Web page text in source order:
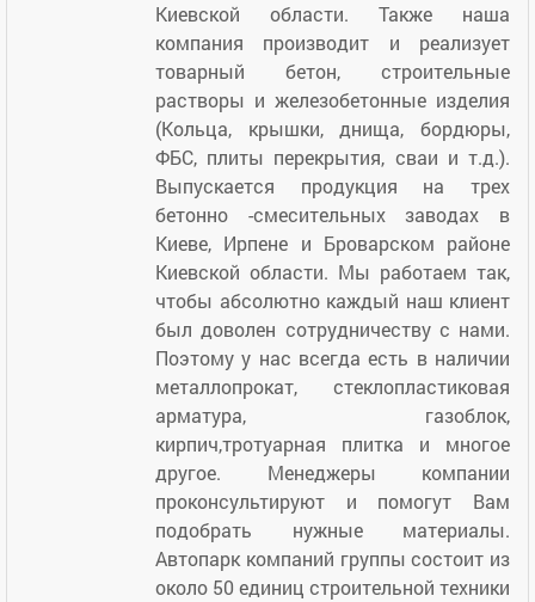
Киевской области. Также наша
компания производит и реализует
товарный бетон, строительные
растворы и железобетонные изделия
(Кольца, крышки, днища, бордюры,
ФБС, плиты перекрытия, сваи и т.д.).
Выпускается продукция на трех
бетонно -смесительных заводах в
Киеве, Ирпене и Броварском районе
Киевской области. Мы работаем так,
чтобы абсолютно каждый наш клиент
был доволен сотрудничеству с нами.
Поэтому у нас всегда есть в наличии
металлопрокат, стеклопластиковая
арматура, газоблок,
кирпич,тротуарная плитка и многое
другое. Менеджеры компании
проконсультируют и помогут Вам
подобрать нужные материалы.
Автопарк компаний группы состоит из
около 50 единиц строительной техники